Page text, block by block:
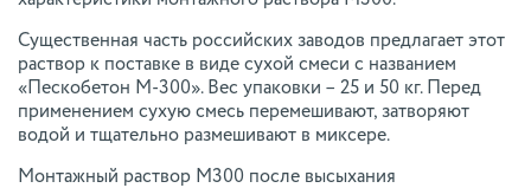
Существенная часть российских заводов предлагает этот
раствор к поставке в виде сухой смеси с названием
«Пескобетон М-300». Вес упаковки – 25 и 50 кг. Перед
применением сухую смесь перемешивают, затворяют
водой и тщательно размешивают в миксере.
Монтажный раствор М300 после высыхания